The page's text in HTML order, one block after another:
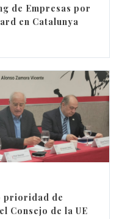
de Empresas por
en Catalunya
prioridad de
Consejo de la UE